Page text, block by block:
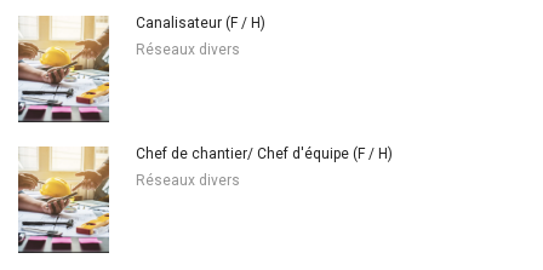
Canalisateur (F / H)
Réseaux divers
Chef de chantier/ Chef d'équipe (F / H)
Réseaux divers